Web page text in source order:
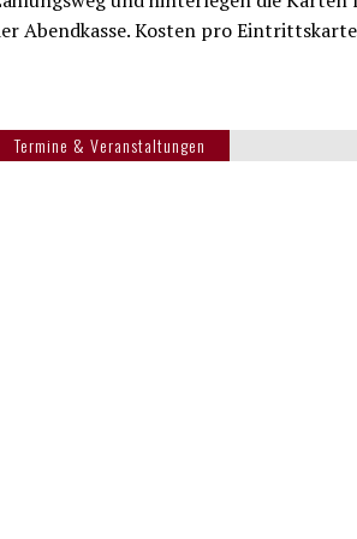
Abendkasse. Kosten pro
Termine & Veranstaltungen